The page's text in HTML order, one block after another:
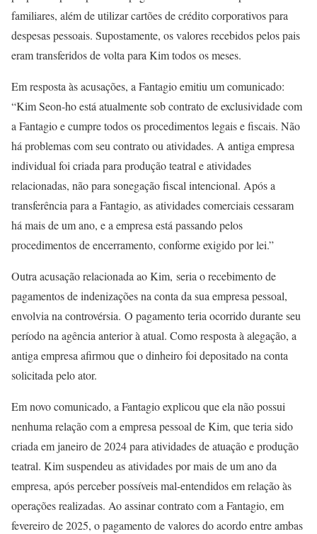
familiares, além de utilizar cartões de crédito corporativos para
despesas pessoais. Supostamente, os valores recebidos pelos pais
eram transferidos de volta para Kim todos os meses.
Em resposta às acusações, a Fantagio emitiu um comunicado:
“Kim Seon-ho está atualmente sob contrato de exclusividade com
a Fantagio e cumpre todos os procedimentos legais e fiscais. Não
há problemas com seu contrato ou atividades. A antiga empresa
individual foi criada para produção teatral e atividades
relacionadas, não para sonegação fiscal intencional. Após a
transferência para a Fantagio, as atividades comerciais cessaram
há mais de um ano, e a empresa está passando pelos
procedimentos de encerramento, conforme exigido por lei.”
Outra acusação relacionada ao Kim, seria o recebimento de
pagamentos de indenizações na conta da sua empresa pessoal,
envolvia na controvérsia. O pagamento teria ocorrido durante seu
período na agência anterior à atual. Como resposta à alegação, a
antiga empresa afirmou que o dinheiro foi depositado na conta
solicitada pelo ator.
Em novo comunicado, a Fantagio explicou que ela não possui
nenhuma relação com a empresa pessoal de Kim, que teria sido
criada em janeiro de 2024 para atividades de atuação e produção
teatral. Kim suspendeu as atividades por mais de um ano da
empresa, após perceber possíveis mal-entendidos em relação às
operações realizadas. Ao assinar contrato com a Fantagio, em
fevereiro de 2025, o pagamento de valores do acordo entre ambas